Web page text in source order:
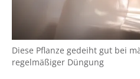
Diese Pflanze gedeiht gut bei
regelmäßiger Düngung